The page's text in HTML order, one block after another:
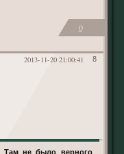
0
8
2013-11-20 21:00:41